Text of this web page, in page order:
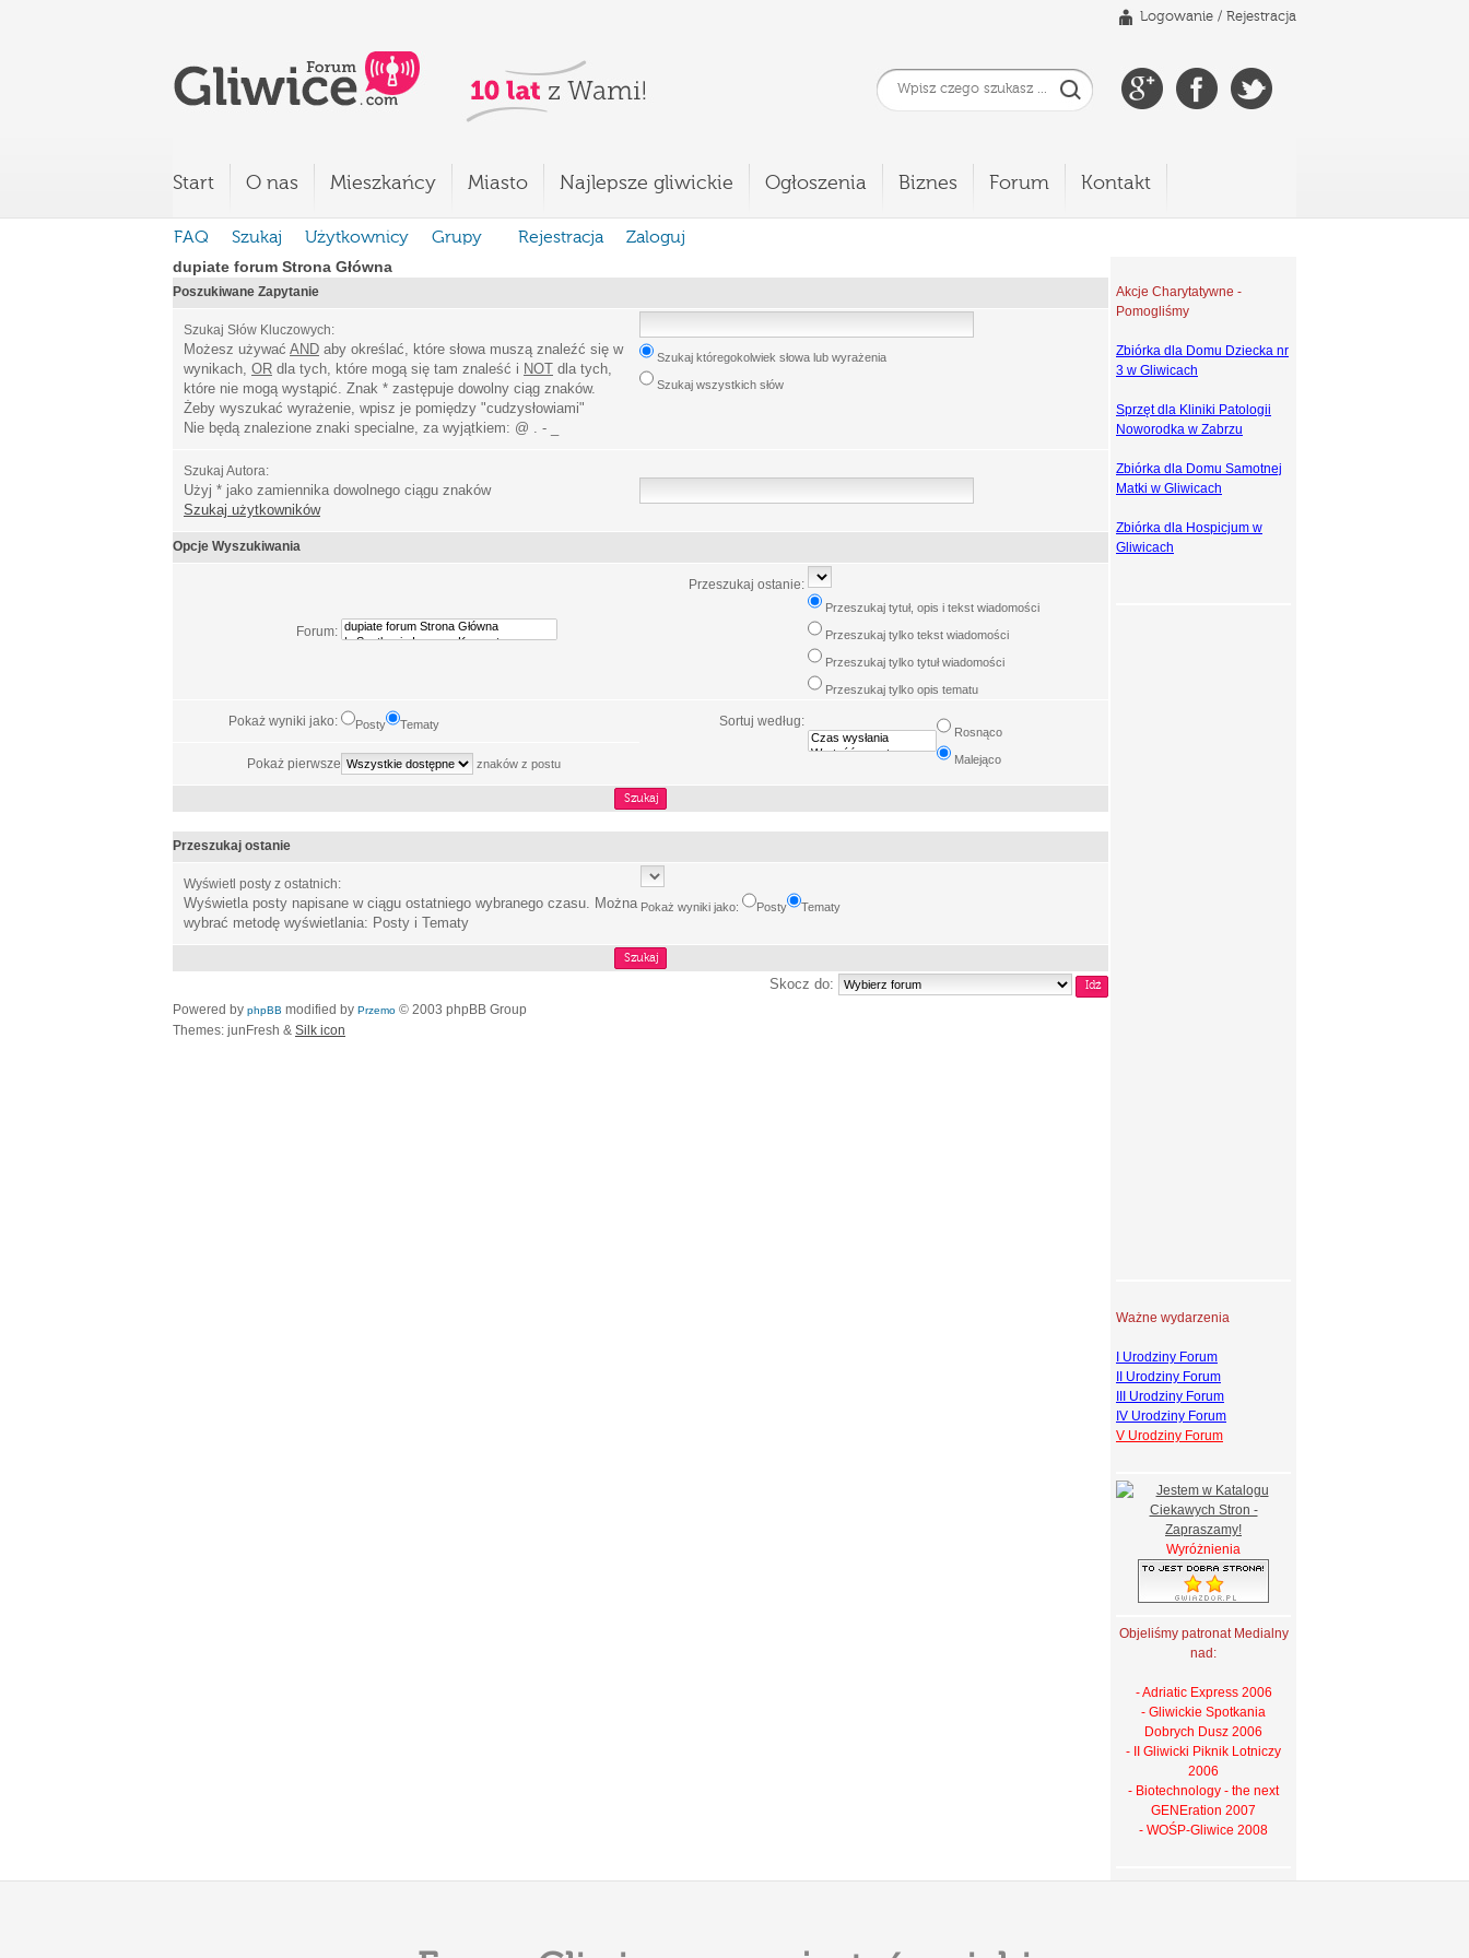
Logowanie / Rejestracja
Start O nas Mieszkańcy Miasto Najlepsze gliwickie Ogłoszenia Biznes Forum Kontakt
FAQ Szukaj Użytkownicy Grupy Rejestracja
Zaloguj
dupiate forum Strona Główna
Poszukiwane Zapytanie
Szukaj Słów Kluczowych:
Możesz używać AND aby określać, które słowa muszą znaleźć się w
wynikach, OR dla tych, które mogą się tam znaleść i NOT dla tych,
które nie mogą wystąpić. Znak * zastępuje dowolny ciąg znaków.
Żeby wyszukać wyrażenie, wpisz je pomiędzy "cudzysłowiami"
Nie będą znalezione znaki specialne, za wyjątkiem: @ . - _
Szukaj któregokolwiek słowa lub wyrażenia
Szukaj wszystkich słów
Szukaj Autora:
Użyj * jako zamiennika dowolnego ciągu znaków
Szukaj użytkowników
Opcje Wyszukiwania
Forum:
Przeszukaj ostanie:
Przeszukaj tytuł, opis i tekst wiadomości
Przeszukaj tylko tekst wiadomości
Przeszukaj tylko tytuł wiadomości
Przeszukaj tylko opis tematu
Pokaż wyniki jako: Posty Tematy Sortuj według:
Rosnąco
Malejąco
Pokaż pierwsze znaków z postu
Przeszukaj ostanie
Wyświetl posty z ostatnich:
Wyświetla posty napisane w ciągu ostatniego wybranego czasu. Można
wybrać metodę wyświetlania: Posty i Tematy
Pokaż wyniki jako: Posty Tematy
Skocz do:
Powered by phpBB modified by Przemo © 2003 phpBB Group
Themes: junFresh & Silk icon
Akcje Charytatywne -
Pomogliśmy
Zbiórka dla Domu Dziecka nr
3 w Gliwicach
Sprzęt dla Kliniki Patologii
Noworodka w Zabrzu
Zbiórka dla Domu Samotnej
Matki w Gliwicach
Zbiórka dla Hospicjum w
Gliwicach
Ważne wydarzenia
I Urodziny Forum
II Urodziny Forum
III Urodziny Forum
IV Urodziny Forum
V Urodziny Forum
Wyróżnienia
Objeliśmy patronat Medialny
nad:
- Adriatic Express 2006
- Gliwickie Spotkania
Dobrych Dusz 2006
- II Gliwicki Piknik Lotniczy
2006
- Biotechnology - the next
GENEration 2007
- WOŚP-Gliwice 2008